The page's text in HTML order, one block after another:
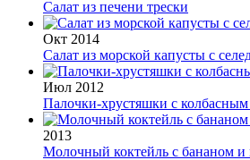
Салат из печени трески
Окт 2014
Салат из морской капусты с
Июл 2012
Палочки-хрустяшки с
2013
Молочный коктейль с бананом и